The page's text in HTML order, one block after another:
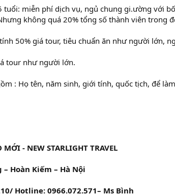
tuổi: miễn phí dịch vụ, ngủ chung gi.ường với
không quá 20% tổng số thành viên trong
50% giá tour, tiêu chuẩn ăn như người lớn,
tour như người lớn.
: Họ tên, năm sinh, giới tính, quốc tịch, để
- NEW STARLIGHT TRAVEL
Hoàn Kiếm – Hà Nội
Hotline: 0966.072.571– Ms Bình